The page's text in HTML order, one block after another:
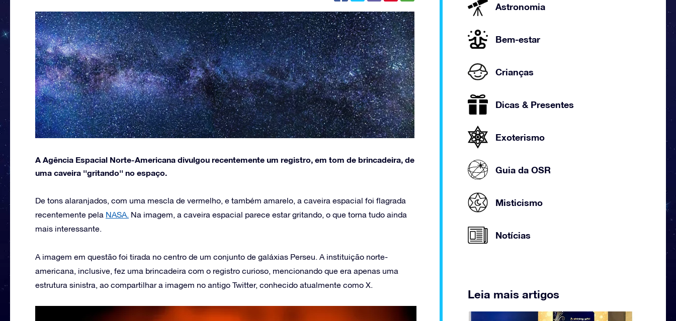
A Agência Espacial Norte-Americana divulgou recentemente um registro, em tom de brincadeira, de
uma caveira ''gritando'' no espaço.
De tons alaranjados, com uma mescla de vermelho, e também amarelo, a caveira espacial foi flagrada
recentemente pela NASA. Na imagem, a caveira espacial parece estar gritando, o que torna tudo ainda
mais interessante.
A imagem em questão foi tirada no centro de um conjunto de galáxias Perseu. A instituição norte-
americana, inclusive, fez uma brincadeira com o registro curioso, mencionando que era apenas uma
estrutura sinistra, ao compartilhar a imagem no antigo Twitter, conhecido atualmente como X.
Astronomia
Bem-estar
Crianças
Dicas & Presentes
Exoterismo
Guia da OSR
Misticismo
Notícias
Leia mais artigos